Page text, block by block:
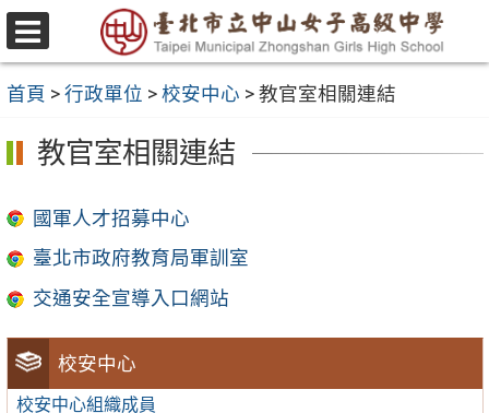
跳
至
要
內
容
選
單
首頁 > 行政單位 > 校安中心 > 教官室相關連結
校安中心
校安中心組織成員
教官室相關連結
國軍人才招募中心
臺北市政府教育局軍訓室
交通安全宣導入口網站